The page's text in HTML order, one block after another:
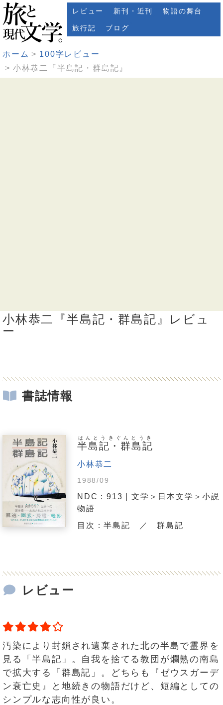
レビュー 新刊・近刊 物語の舞台
旅行記 ブログ
ホーム
100字レビュー
小林恭二『半島記・群島記』
小林恭二『半島記・群島記』レビュ
ー
書誌情報
半島記・群島記
はんとうきぐんとうき
小林恭二
1988/09
NDC：913 | 文学＞日本文学＞小説
物語
目次：半島記 ／ 群島記
レビュー
汚染により封鎖され遺棄された北の半島で霊界を
見る「半島記」。自我を捨てる教団が爛熟の南島
で拡大する「群島記」。どちらも『ゼウスガーデ
ン衰亡史』と地続きの物語だけど、短編としての
シンプルな志向性が良い。